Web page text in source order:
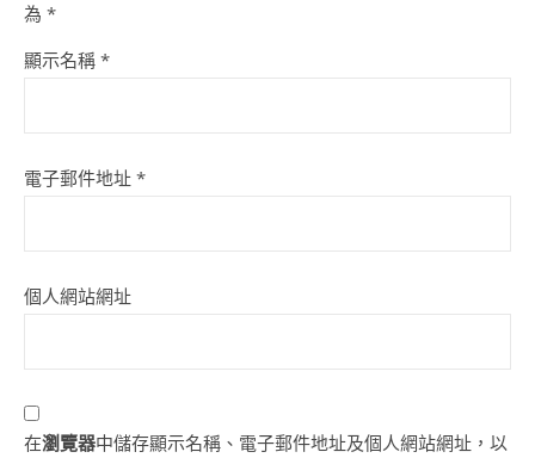
為 *
顯示名稱 *
電子郵件地址 *
個人網站網址
在瀏覽器中儲存顯示名稱、電子郵件地址及個人網站網址，以